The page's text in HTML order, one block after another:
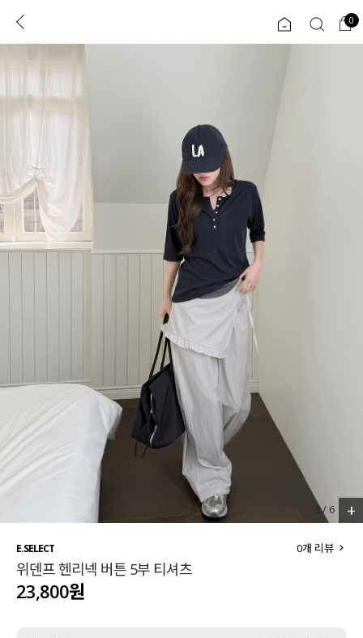
로그인 0
플러스핏
COMMUNITY
도착보장⚡
인플루언서 pick!
하객룩
살안타템
티셔츠
ALL
익스클루시브
아우터
티셔츠
니트
블라우스
원피스
팬츠
스커트
0
3/ 6 +
E.SELECT
위덴프 헨리넥 버튼 5부 티셔츠
0개 리뷰
23,800원